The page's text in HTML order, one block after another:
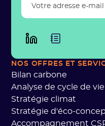
NOS OFFRES ET
Bilan carbone
Analyse de cycle de vie
Stratégie climat
Stratégie d'éco-
Accompagnement